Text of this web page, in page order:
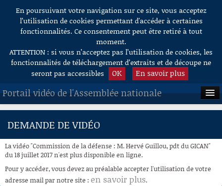
Aller au contenu
En poursuivant votre navigation sur ce site, vous acceptez
l’utilisation de cookies permettant d'accéder à certaines
fonctionnalités. Ce consentement peut être retiré à tout
moment.
ATTENTION : si vous n’acceptez pas l’utilisation de cookies, les
fonctionnalités de téléchargement d’extraits et de découpe ne
seront pas accessibles
OK En savoir plus
Portail vidéo de l'Assemblée nationale
ACCUEIL
À LA DEMANDE
RECHERCHE
DEMANDE DE VIDÉO
La vidéo "Commission de la défense : M. Hervé Guillou, pdt du GICAN"
du 18 juillet 2017 n'est plus disponible en ligne.
Pour y accéder, vous devez au préalable accepter l'utilisation de votre
adresse mail par notre site : en savoir plus.